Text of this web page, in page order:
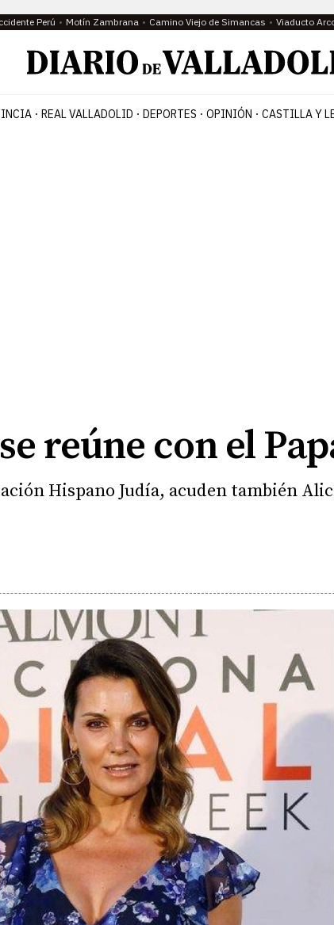
Perú Motín Zambrana Camino Viejo de Simancas Viaducto
REAL VALLADOLID DEPORTES OPINIÓN CASTILLA Y
reúne con el
Hispano Judía, acuden también